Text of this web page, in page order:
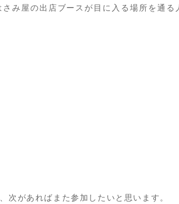
み屋の出店ブースが目に入る場所を通る
次があればまた参加したいと思います。